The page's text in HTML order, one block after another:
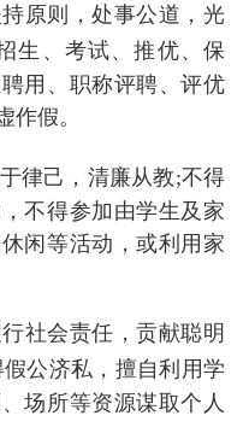
原则，处事公道，光
生、考试、推优、保
用、职称评聘、评优
作假。
律己，清廉从教;不得
不得参加由学生及家
闲等活动，或利用家
社会责任，贡献聪明
假公济私，擅自利用学
场所等资源谋取个人